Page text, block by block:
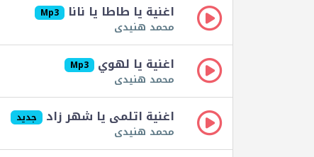
اغنية يا طاطا يا نانا Mp3
محمد هنيدى
اغنية يا لهوي Mp3
محمد هنيدى
اغنية اتلمى يا شهر زاد جديد
محمد هنيدى